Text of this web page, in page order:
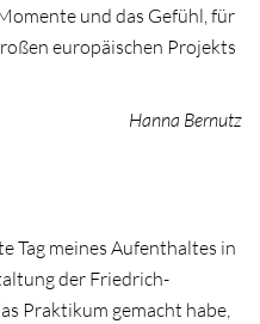
und das Gefühl, für
europäischen Projekts
Hanna Bernutz
Tag meines Aufenthaltes in
der Friedrich-
Praktikum gemacht habe,